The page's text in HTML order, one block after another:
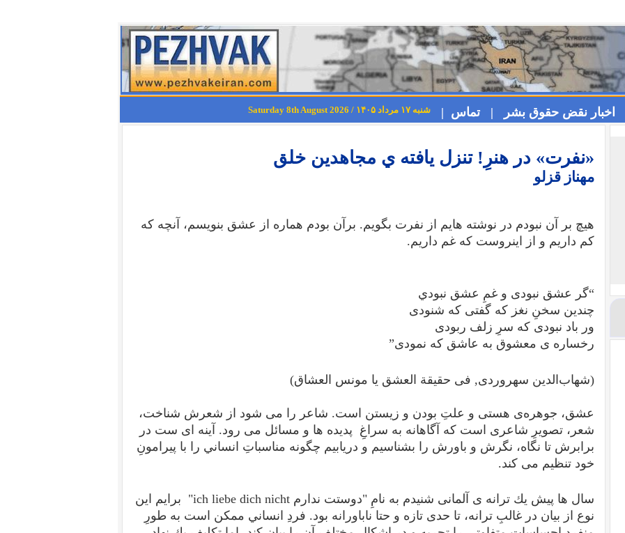
اخبار نقض حقوق بشر | تماس | شنبه ۱۷ مرداد ۱۴۰۵ / Saturday 8th August 2026
«نفرت» در هنرِ! تنزل يافته ي مجاهدين خلق
مهناز قزلو
هيچ بر آن نبودم در نوشته هايم از نفرت بگويم. برآن بودم هماره از عشق بنويسم، آنچه كه
كم داريم و از اينروست كه غم داريم.
“گر عشق نبودی و غمِ عشق نبودي
چندين سخنِ نغز كه گفتی كه شنودی
ور باد نبودی كه سرِ زلف ربودی
رخساره ی معشوق به عاشق كه نمودی”
(شهاب‏‌الدین سهروردی, فی حقیقة العشق یا مونس العشاق)
عشق، جوهره‌ی هستی و علتِ بودن و زيستن است. شاعر را می شود از شعرش شناخت،
شعر، تصويرِ شاعری است كه آگاهانه به سراغِ پديده ها و مسائل می رود. آينه ای ست در
برابرش تا نگاه، نگرش و باورش را بشناسيم و دريابيم چگونه مناسباتِ انساني را با پيرامونِ
خود تنظيم می كند.
سال ها پيش يك ترانه ی آلمانی شنيدم به نامِ "دوستت ندارم ich liebe dich nicht" برايم اين
نوع از بيان در غالبِ ترانه، تا حدی تازه و حتا ناباورانه بود. فردِ انساني ممكن است به طورِ